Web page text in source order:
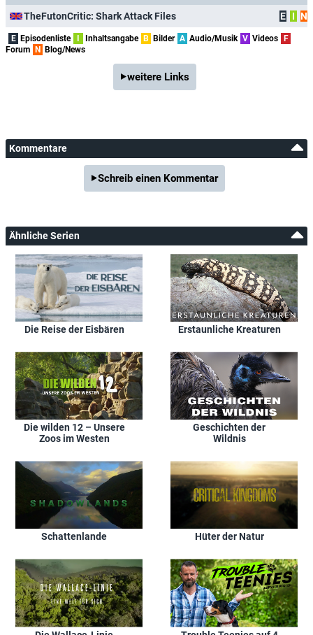
TheFutonCritic: Shark Attack Files
E I N
E Episodenliste Inhaltsangabe B Bilder A Audio/Musik V Videos
F
Forum
N Blog/News
weitere Links
Kommentare
Schreib einen Kommentar
Ähnliche Serien
Die Reise der Eisbären Erstaunliche Kreaturen
Die wilden 12 – Unsere
Zoos im Westen
Geschichten der
Wildnis
Schattenlande Hüter der Natur